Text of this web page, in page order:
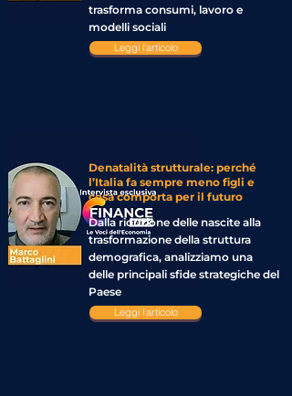
trasforma consumi, lavoro e
modelli sociali
Leggi l'articolo
Denatalità strutturale: perché
l’Italia fa sempre meno figli e
cosa comporta per il futuro
Dalla riduzione delle nascite alla
trasformazione della struttura
demografica, analizziamo una
delle principali sfide strategiche del
Paese
Leggi l'articolo